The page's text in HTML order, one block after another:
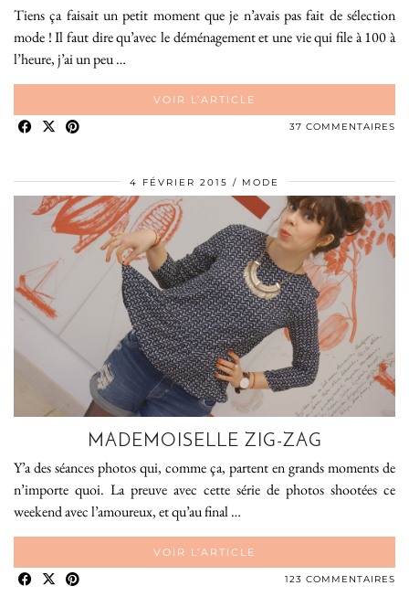
Tiens ça faisait un petit moment que je n’avais pas fait de sélection
mode ! Il faut dire qu’avec le déménagement et une vie qui file à 100 à
l’heure, j’ai un peu …
VOIR L’ARTICLE
37 COMMENTAIRES
4 FÉVRIER 2015 MODE
MADEMOISELLE ZIG-ZAG
Y’a des séances photos qui, comme ça, partent en grands moments de
n’importe quoi. La preuve avec cette série de photos shootées ce
weekend avec l’amoureux, et qu’au final …
VOIR L’ARTICLE
123 COMMENTAIRES